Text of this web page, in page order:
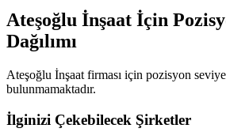
Ateşoğlu İnşaat İçin
Dağılımı
Ateşoğlu İnşaat firması için pozisyon
bulunmamaktadır.
İlginizi Çekebilecek Şirketler